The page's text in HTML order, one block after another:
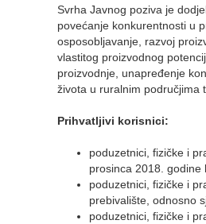
Svrha Javnog poziva je
povećanje konkurentnosti u
osposobljavanje, razvoj
vlastitog proizvodnog
proizvodnje, unapređenje
života u ruralnim područjima
Prihvatljivi korisnici:
poduzetnici, fizičke i
prosinca 2018. godine
poduzetnici, fizičke i
prebivalište, odnosno
poduzetnici, fizičke i